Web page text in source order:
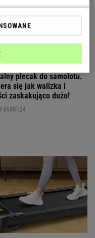
marka stworzyła
plecak do samolotu.
się jak walizka i
zaskakująco dużo!
AVANTI24
bieżnia sprawdzi
małym mieszkaniu.